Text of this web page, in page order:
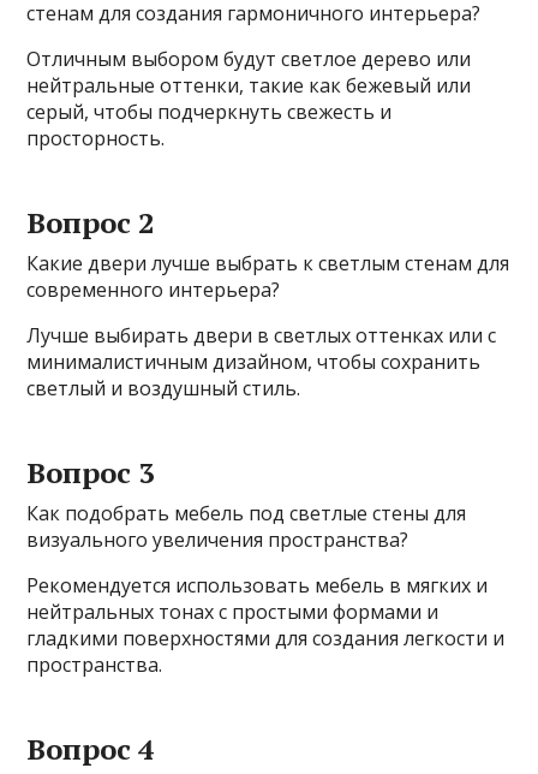
стенам для создания гармоничного интерьера?
Отличным выбором будут светлое дерево или
нейтральные оттенки, такие как бежевый или
серый, чтобы подчеркнуть свежесть и
просторность.
Вопрос 2
Какие двери лучше выбрать к светлым стенам для
современного интерьера?
Лучше выбирать двери в светлых оттенках или с
минималистичным дизайном, чтобы сохранить
светлый и воздушный стиль.
Вопрос 3
Как подобрать мебель под светлые стены для
визуального увеличения пространства?
Рекомендуется использовать мебель в мягких и
нейтральных тонах с простыми формами и
гладкими поверхностями для создания легкости и
пространства.
Вопрос 4